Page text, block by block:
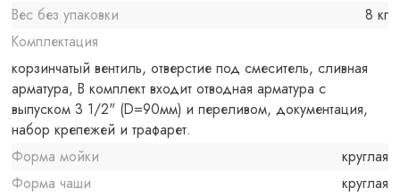
Вес без упаковки
8 кг
Комплектация
корзинчатый вентиль, отверстие под смеситель, сливная
арматура, В комплект входит отводная арматура с
выпуском 3 1/2" (D=90мм) и переливом, документация,
набор крепежей и трафарет.
Форма мойки
круглая
Форма чаши
круглая